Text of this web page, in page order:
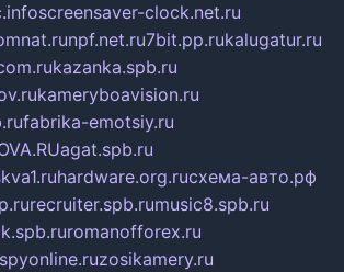
screensaver-clock.net.ru
npf.net.ru7bit.pp.rukalugatur.ru
kazanka.spb.ru
kameryboavision.ru
fabrika-emotsiy.ru
agat.spb.ru
hardware.org.ruсхема-авто.рф
recruiter.spb.rumusic8.spb.ru
romanofforex.ru
spyonline.ruzosikamery.ru